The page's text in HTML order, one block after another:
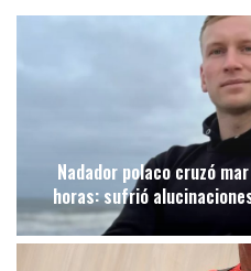
Nadador polaco cruzó
horas: sufrió